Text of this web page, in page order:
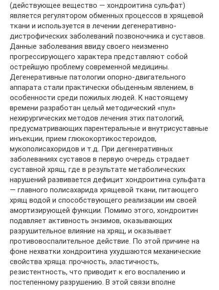
(действующее вещество — хондроитина сульфат)
является регулятором обменных процессов в хрящевой
ткани и используется в лечении дегенеративно-
дистрофических заболеваний позвоночника и суставов.
Данные заболевания ввиду своего неизменно
прогрессирующего характера представляют собой
острейшую проблему современной медицины.
Дегенеративные патологии опорно-двигательного
аппарата стали практически обыденным явлением, в
особенности среди пожилых людей. К настоящему
времени разработан целый методический «пул»
нехирургических методов лечения этих патологий,
предусматривающих парентеральные и внутрисуставные
инъекции, прием глюкокортикостероидов,
мукополисахоридов и т.д. При дегенеративных
заболеваниях суставов в первую очередь страдает
суставной хрящ, где в результате метаболических
нарушений развивается дефицит хондроитина сульфата
— главного полисахарида хрящевой ткани, питающего
хрящ водой и способствующего реализации им своей
амортизирующей функции. Помимо этого, хондроитин
подавляет активность энзимов, оказывающих
разрушительное влияние на хрящ, и оказывает
противовоспалительное действие. По этой причине на
фоне нехватки хондроитина ухудшаются механические
свойства хряща: прочность, эластичность,
резистентность, что приводит к его воспалению и
постепенному разрушению. В этой связи вполне